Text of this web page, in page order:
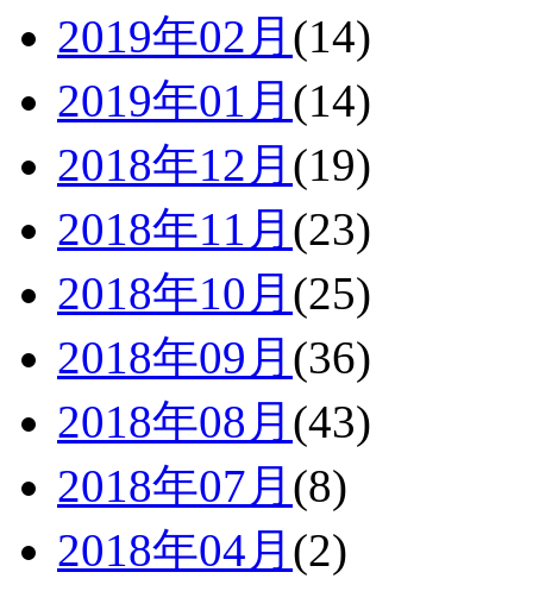
2019年02月 (14)
2019年01月 (14)
2018年12月 (19)
2018年11月 (23)
2018年10月 (25)
2018年09月 (36)
2018年08月 (43)
2018年07月 (8)
2018年04月 (2)